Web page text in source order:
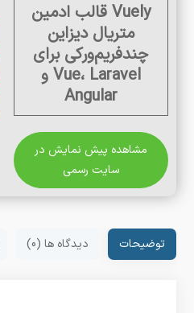
Vuely قالب ادمین
متریال دیزاین
چندفریم‌ورکی برای
Vue، Laravel و
Angular
مشاهده پیش نمایش در
سایت رسمی
توضیحات دیدگاه ها (0)